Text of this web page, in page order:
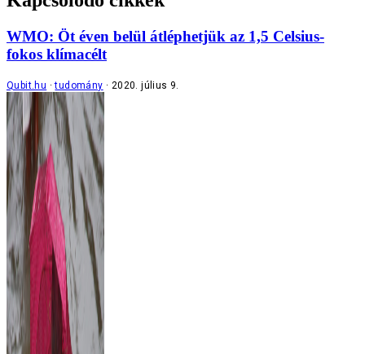
WMO: Öt éven belül átléphetjük az 1,5 Celsius-
fokos klímacélt
Qubit.hu tudomány 2020. július 9.